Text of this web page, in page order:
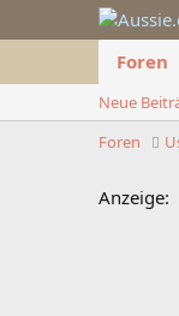
Foren
Neue
Foren
Anzeige: